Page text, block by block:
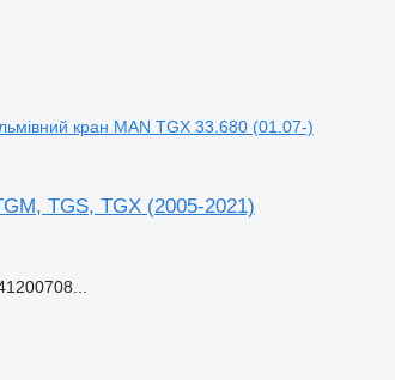
кран MAN TGX 33.680 (01.07-)
TGS, TGX (2005-2021)